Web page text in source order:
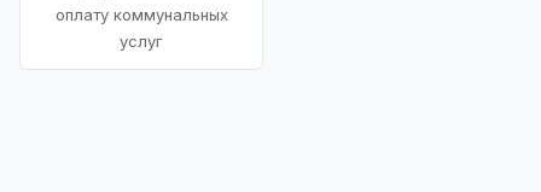
оплату коммунальных
услуг